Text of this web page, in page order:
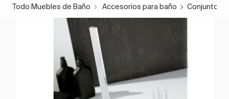
Todo Muebles de Baño Accesorios para baño Conjuntos